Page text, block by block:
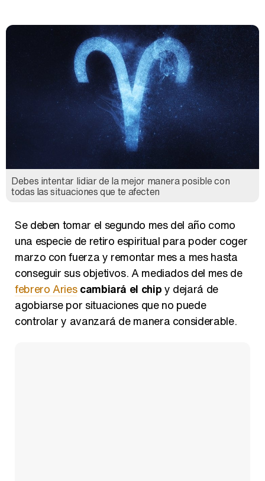
Belén Esteban: "Estoy emocionada, muy contenta y muy feliz por llegar a RTVE"
Debes intentar lidiar de la mejor manera posible con
todas las situaciones que te afecten
Se deben tomar el segundo mes del año como
una especie de retiro espiritual para poder coger
marzo con fuerza y remontar mes a mes hasta
conseguir sus objetivos. A mediados del mes de
febrero Aries cambiará el chipy dejará de
agobiarse por situaciones que no puede
controlar y avanzará de manera considerable.